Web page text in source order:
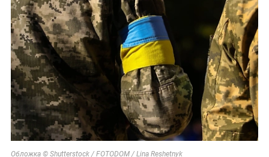
Обложка © Shutterstock / FOTODOM / Lina Reshetnyk